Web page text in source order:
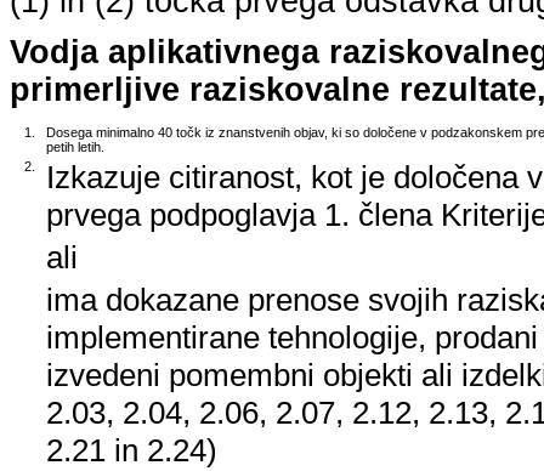
Vodja aplikativnega
primerljive raziskovalne
1.
Dosega minimalno 40 točk iz znanstvenih objav, ki so določene v podzakonskem
petih letih.
2.
Izkazuje citiranost, kot je določena
prvega podpoglavja 1. člena
ali
ima dokazane prenose svojih
implementirane tehnologije,
izvedeni pomembni objekti ali
2.03, 2.04, 2.06, 2.07, 2.12, 2.13,
2.21 in 2.24)